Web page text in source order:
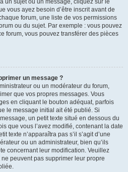
un sujet ou un message, cliquez sur le
vous ayez besoin d’être inscrit avant de
forum, une liste de vos permissions
ou du sujet. Par exemple : vous pouvez
forum, vous pouvez transférer des pièces
un message ?
ou un modérateur du forum,
que vos propres messages. Vous
en cliquant le bouton adéquat, parfois
le message initial ait été publié. Si
un petit texte situé en dessous du
que vous l’avez modifié, contenant la date
texte n’apparaîtra pas s’il s’agit d’une
ou un administrateur, bien qu’ils
concernant leur modification. Veuillez
peuvent pas supprimer leur propre